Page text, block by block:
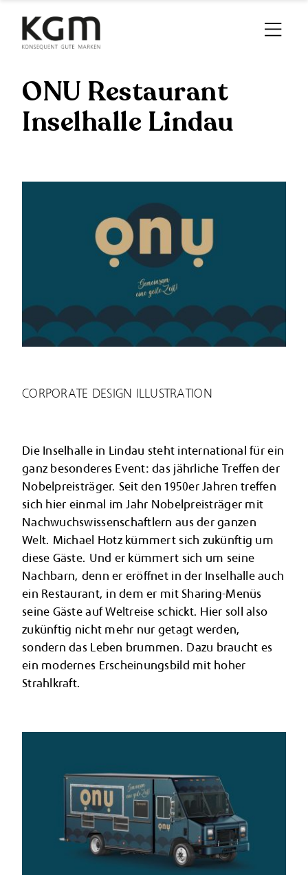
ONU Restaurant
Inselhalle Lindau
CORPORATE DESIGN ILLUSTRATION
Die Inselhalle in Lindau steht international für ein
ganz besonderes Event: das jährliche Treffen der
Nobelpreisträger. Seit den 1950er Jahren treffen
sich hier einmal im Jahr Nobelpreisträger mit
Nachwuchswissenschaftlern aus der ganzen
Welt. Michael Hotz kümmert sich zukünftig um
diese Gäste. Und er kümmert sich um seine
Nachbarn, denn er eröffnet in der Inselhalle auch
ein Restaurant, in dem er mit Sharing-Menüs
seine Gäste auf Weltreise schickt. Hier soll also
zukünftig nicht mehr nur getagt werden,
sondern das Leben brummen. Dazu braucht es
ein modernes Erscheinungsbild mit hoher
Strahlkraft.